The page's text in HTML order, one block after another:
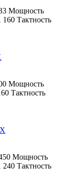
Мощность
160 Тактность
Мощность
Тактность
Мощность
240 Тактность